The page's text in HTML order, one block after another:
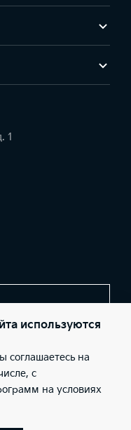
1
КИА»
тракт, д. 1; Телефон:
1068602155929),
г.Москва, Валовая
ОГРН:
РФ в
используются
соглашаетесь на
с
на условиях